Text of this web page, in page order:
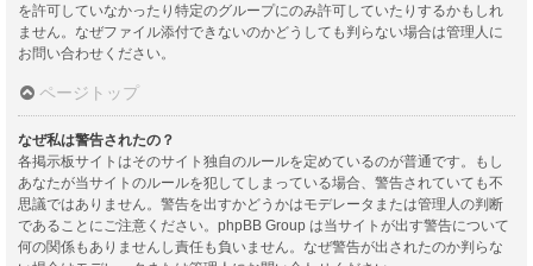
を許可していなかったり特定のグループにのみ許可していたりするかもしれ
ません。なぜファイル添付できないのかどうしても判らない場合は管理人に
お問い合わせください。
ページトップ
なぜ私は警告されたの？
各掲示板サイトはそのサイト独自のルールを定めているのが普通です。もし
あなたが当サイトのルールを犯してしまっている場合、警告されていても不
思議ではありません。警告を出すかどうかはモデレータまたは管理人の判断
であることにご注意ください。phpBB Group は当サイトが出す警告について
何の関係もありませんし責任も負いません。なぜ警告が出されたのか判らな